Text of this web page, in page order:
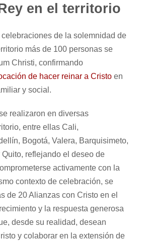
en el territorio
de la solemnidad de
más de 100 personas se
Christi, confirmando
de hacer reinar a Cristo en
y social.
realizaron en diversas
entre ellas Cali,
Bogotá, Valera, Barquisimeto,
reflejando el deseo de
activamente con la
contexto de celebración, se
de 20 Alianzas con Cristo en el
y la respuesta generosa
desde su realidad, desean
y colaborar en la extensión de